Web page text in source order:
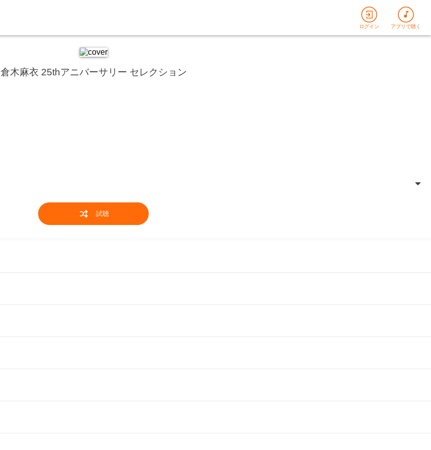
ログイン アプリで聴く
倉木麻衣 25thアニバーサリー セレクション
試聴